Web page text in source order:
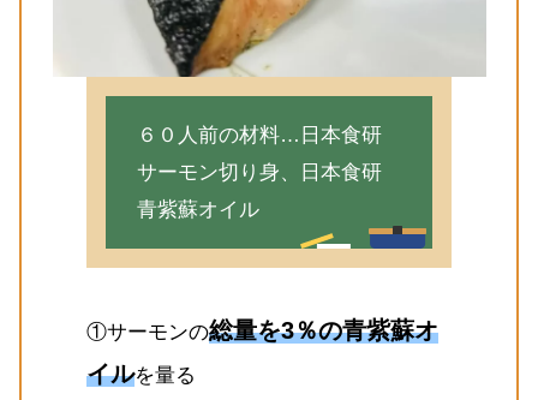
６０人前の材料…日本食研
サーモン切り身、日本食研
青紫蘇オイル
①サーモンの総量を3％の青紫蘇オ
イルを量る